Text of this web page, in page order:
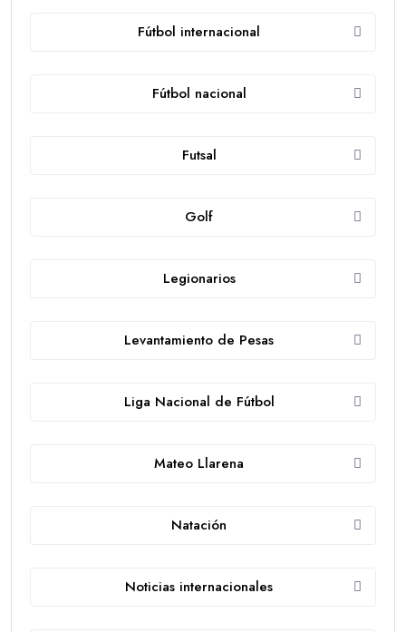
Fútbol internacional
Fútbol nacional
Futsal
Golf
Legionarios
Levantamiento de Pesas
Liga Nacional de Fútbol
Mateo Llarena
Natación
Noticias internacionales